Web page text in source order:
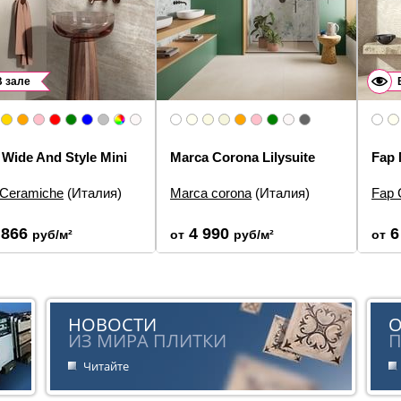
зале
And Style Mini
60×120, 5×120
Декор, Бордюр
(Италия)
руб/м²
Marca Corona Lilysuite
Размеры:50×120
плитка, Декор
Marca corona (Италия)
от 4 990 руб/м²
Fap
Fap
от
НОВОСТИ
ИЗ МИРА ПЛИТКИ
Читайте